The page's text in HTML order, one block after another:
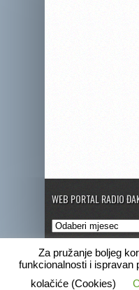
WEB PORTAL RADIO
Web
portal
Radio
Đakovo
Arhiva
Copyright © 2020 Radio
Za pružanje boljeg
funkcionalnosti i ispravan
kolačiće (Cookies)